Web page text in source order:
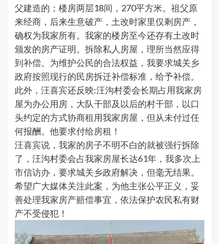
父建造的；楼房两层18间，270平方米。祖父原
来经商，后来生意破产，土改时家里仅剩房产，
确权为我家所有。我家的楼房至今还存有土改时
颁发的房产证明。拆除私人房屋，理所当然应得
到补偿。为维护公民的合法权益，我要求城关乡
政府按照现行的民房拆迁补偿标准，给予补偿。
此外，汪喜宾还反映:汪沟村委会长期占用我家房
屋为办公用房，大队干部及以后的村干部，以口
头约定的方式协商租用我家房屋，但从未付过任
何报酬。他要求付给房租！
汪喜宾说，我家的房子不明不白的就被强行拆除
了，汪沟村委会占我家房屋长达61年，我多次上
市信访办，要求城关乡政府解决，但毫无结果。
希望广大媒体关注此案，为他主张公平正义，妥
善处理我家房产赔偿事宜，依法保护农民私有财
产不受侵犯！